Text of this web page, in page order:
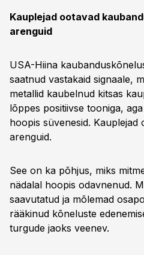
Kauplejad ootavad
arenguid
USA-Hiina
saatnud vastakaid signaale,
metallid kaubelnud kitsas
lõppes positiivse tooniga,
hoopis süvenesid. Kauplejad
arenguid.
See on ka põhjus, miks
nädalal hoopis odavnenud.
saavutatud ja mõlemad
rääkinud kõneluste
turgude jaoks veenev.